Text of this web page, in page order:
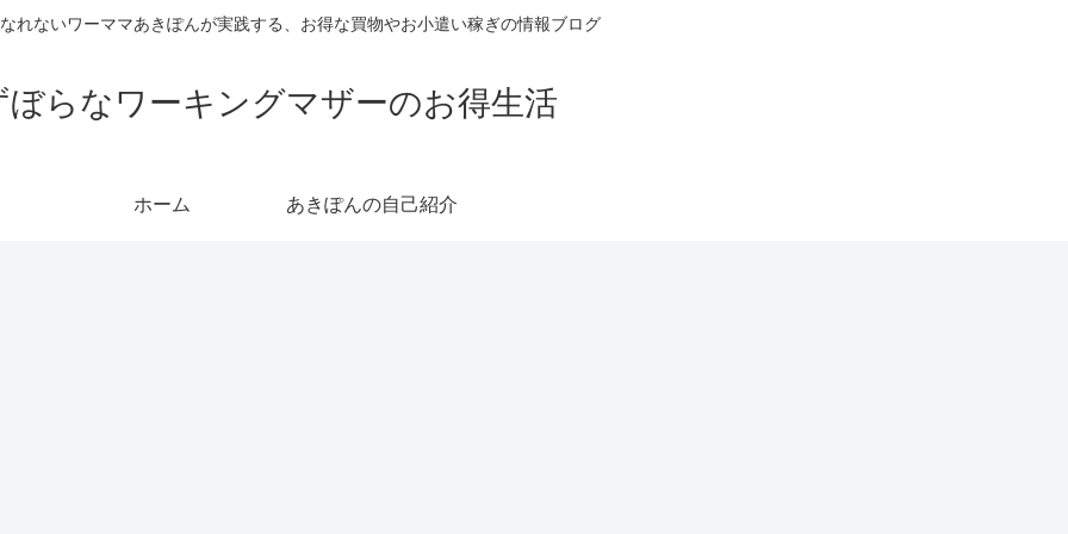
れないワーママあきぽんが実践する、お得な買物やお小遣い稼ぎの情報ブログ
ぼらなワーキングマザーのお得生活
ホーム あきぽんの自己紹介